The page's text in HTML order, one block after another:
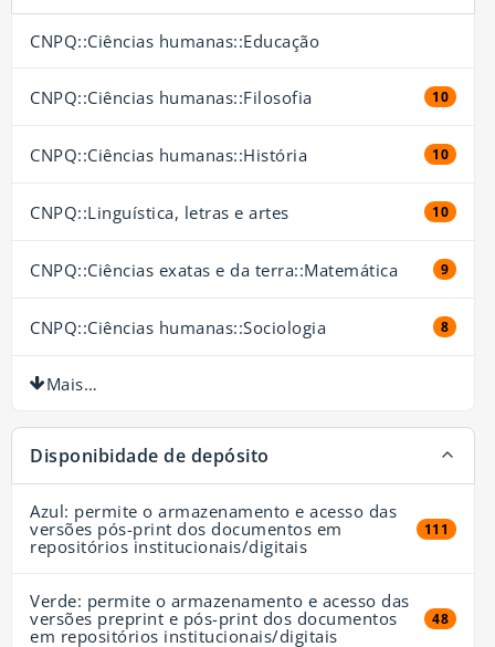
CNPQ::Ciências humanas::Educação
CNPQ::Ciências humanas::Filosofia 10
10
CNPQ::Ciências humanas::História 10
10
CNPQ::Linguística, letras e artes 10
10
CNPQ::Ciências exatas e da terra::Matemática 9
9
CNPQ::Ciências humanas::Sociologia 8
8
Mais…
Disponibidade de depósito
Azul: permite o armazenamento e acesso das
versões pós-print dos documentos em
repositórios institucionais/digitais
111
111
Verde: permite o armazenamento e acesso das
versões preprint e pós-print dos documentos
em repositórios institucionais/digitais
48
48